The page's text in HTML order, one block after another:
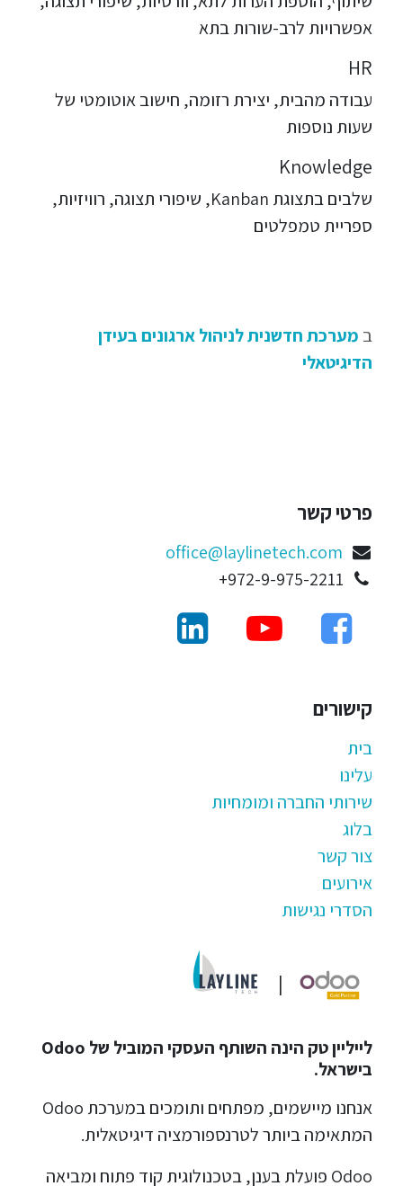
אפשרויות לרב-שורות בתא
HR
עבודה מהבית, יצירת רזומה, חישוב אוטומטי של
שעות נוספות
Knowledge
שלבים בתצוגת Kanban, שיפורי תצוגה, רוויזיות,
ספריית טמפלטים
ב מערכת חדשנית לניהול ארגונים בעידן
הדיגיטאלי
פרטי קשר
office@laylinetech.com
972-9-975-2211+
קישורים
בית
עלינו
שירותי החברה ומומחיות
בלוג
צור קשר
אירועים
הסדרי נגישות
|
לייליין טק הינה השותף העסקי המוביל של Odoo
בישראל.
אנחנו מיישמים, מפתחים ותומכים במערכת Odoo
המתאימה ביותר לטרנספורמציה דיגיטאלית.
Odoo פועלת בענן, בטכנולוגית קוד פתוח ומביאה